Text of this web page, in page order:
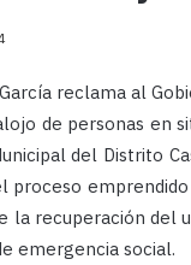
reclama al
de personas en
del Distrito
proceso
la recuperación del
emergencia social.